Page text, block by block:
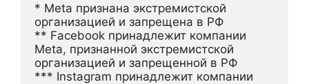
* Meta признана экстремистской
организацией и запрещена в РФ
** Facebook принадлежит компании
Meta, признанной экстремистской
организацией и запрещенной в РФ
*** Instagram принадлежит компании